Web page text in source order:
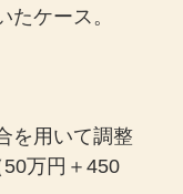
ケース。
を用いて調整
万円＋450